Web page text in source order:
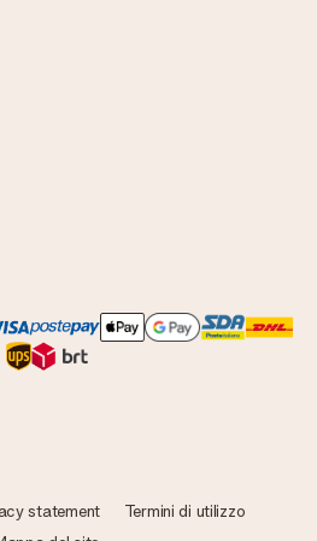
statement
Termini di utilizzo